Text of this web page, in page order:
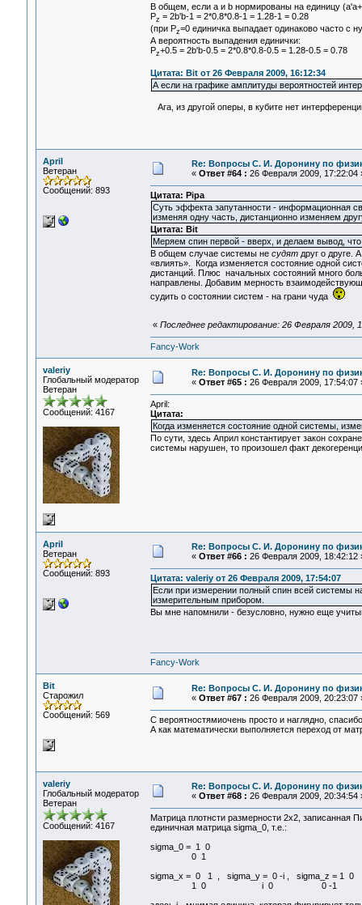
В общем, если a и b нормированы на единицу
Pz = 2b'b-1 = 2*0.8*0.8-1 = 1.28-1 = 0.28
(при Pz=0 единичка выпадает одинаково часто с
А вероятность выпадения единички:
Pz+0.5 = 2b'b-0.5 = 2*0.8*0.8-0.5 = 1.28-0.5 = 0.78
Цитата: Bit от 26 Февраля 2009, 16:12:34
А если на графике амплитуды вероятностей
Ага, из другой оперы, в кубите нет
April
Ветеран
Сообщений: 893
Re: Вопросы С. И. Доронину по
« Ответ #64 : 26 Февраля 2009, 17:22:04
Цитата: Pipa
Суть эффекта запутанности - информационная
изменяя одну часть, дистанционно изменяем
Цитата: Bit
Меряем спин первой - вверх, и делаем вывод, что
В общем случае системы не судятдруг о друге.
«влиять». Когда изменяется состояние одной
дистанций. Плюс начальных состояний много
направлены. Добавим мерность
судить о состоянии систем - на грани чуда
« Последнее редактирование: 26 Февраля 2009,
Fancy-Work
valeriy
Глобальный модератор
Ветеран
Сообщений: 4167
Re: Вопросы С. И. Доронину по
« Ответ #65 : 26 Февраля 2009, 17:54:07
April:
Цитата:
Когда изменяется состояние одной системы,
По сути, здесь Април константирует закон
системы нарушен, то произошел факт
April
Ветеран
Сообщений: 893
Re: Вопросы С. И. Доронину по
« Ответ #66 : 26 Февраля 2009, 18:42:12
Цитата: valeriy от 26 Февраля 2009, 17:54:07
Если при измерении полный спин всей системы
измерительным прибором.
Вы мне напомнили - безусловно, нужно еще
Fancy-Work
Bit
Старожил
Сообщений: 569
Re: Вопросы С. И. Доронину по
« Ответ #67 : 26 Февраля 2009, 20:23:07
С вероятностямиочень просто и наглядно,
А как математически выполняется переход от
valeriy
Глобальный модератор
Ветеран
Сообщений: 4167
Re: Вопросы С. И. Доронину по
« Ответ #68 : 26 Февраля 2009, 20:34:54
Матрица плотнсти размерности 2х2, записанная
единичная матрица sigma_0, т.е.:
sigma_0 = 1 0
0 1
sigma_x = 0 1 , sigma_y = 0 -i , sigma_z = 1 0
1 0 i 0 0 -1